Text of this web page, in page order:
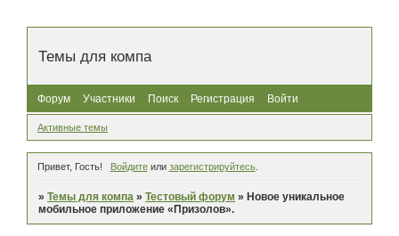
Темы для компа
Форум Участники Поиск Регистрация Войти
Активные темы
Привет, Гость! Войдитеили зарегистрируйтесь.
»Темы для компа »Тестовый форум »Новое уникальное
мобильное приложение «Призолов».